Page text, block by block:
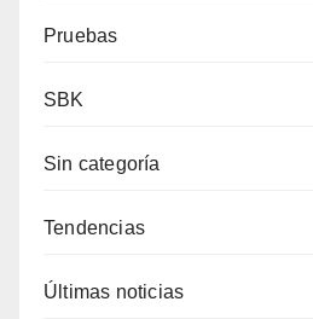
Pruebas
SBK
Sin categoría
Tendencias
Últimas noticias